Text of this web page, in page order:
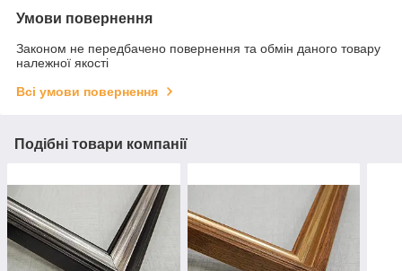
Умови повернення
Законом не передбачено повернення та обмін даного товару
належної якості
Всі умови повернення
Подібні товари компанії